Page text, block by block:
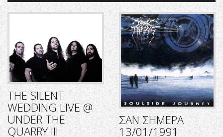
THE SILENT
WEDDING LIVE @
UNDER THE
QUARRY III
ΣΑΝ ΣΗΜΕΡΑ
13/01/1991